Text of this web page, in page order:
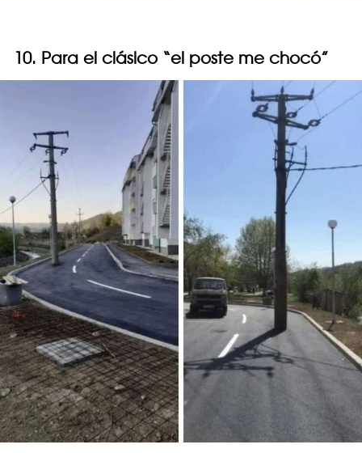
10. Para el clásico “el poste me chocó”